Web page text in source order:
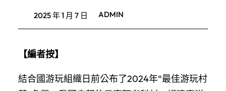
2025 年 1 月 7 日 ADMIN
【編者按】
結合國游玩組織日前公布了2024年“最佳游玩村